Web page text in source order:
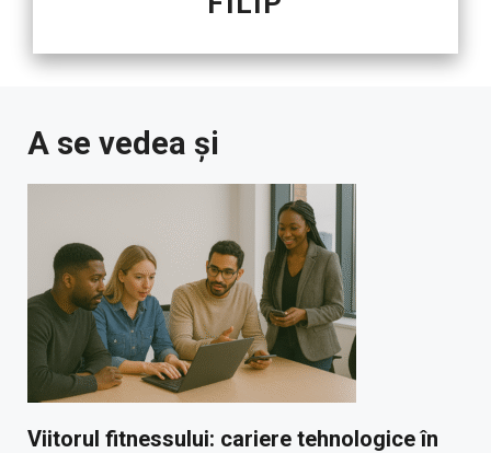
A se vedea și
Viitorul fitnessului: cariere tehnologice în